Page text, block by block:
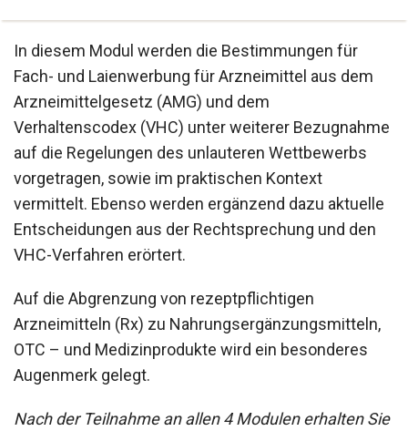
In diesem Modul werden die Bestimmungen für
Fach- und Laienwerbung für Arzneimittel aus dem
Arzneimittelgesetz (AMG) und dem
Verhaltenscodex (VHC) unter weiterer Bezugnahme
auf die Regelungen des unlauteren Wettbewerbs
vorgetragen, sowie im praktischen Kontext
vermittelt. Ebenso werden ergänzend dazu aktuelle
Entscheidungen aus der Rechtsprechung und den
VHC-Verfahren erörtert.
Auf die Abgrenzung von rezeptpflichtigen
Arzneimitteln (Rx) zu Nahrungsergänzungsmitteln,
OTC – und Medizinprodukte wird ein besonderes
Augenmerk gelegt.
Nach der Teilnahme an allen 4 Modulen erhalten Sie